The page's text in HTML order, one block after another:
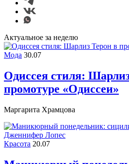
Актуальное за неделю
Мода 30.07
Одиссея стиля:
промотуре «Одиссеи»
Маргарита Храмцова
Красота 20.07